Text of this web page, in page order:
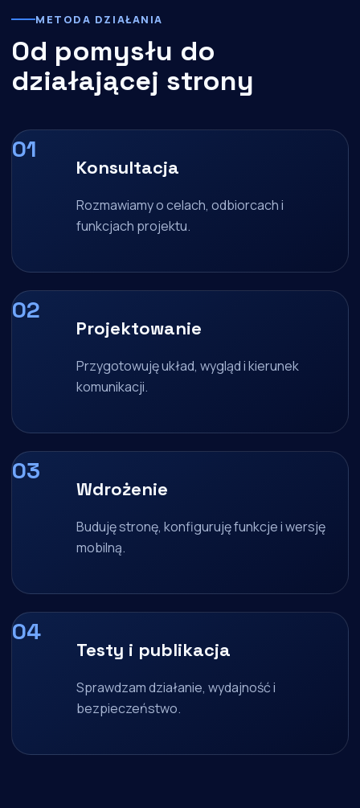
METODA DZIAŁANIA
Od pomysłu do
działającej strony
Konsultacja
Rozmawiamy o celach, odbiorcach i
funkcjach projektu.
Projektowanie
Przygotowuję układ, wygląd i kierunek
komunikacji.
Wdrożenie
Buduję stronę, konfiguruję funkcje i wersję
mobilną.
Testy i publikacja
Sprawdzam działanie, wydajność i
bezpieczeństwo.